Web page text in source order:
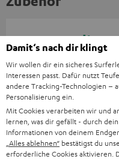
Bitte prüfe, ob
Lieferumfang
Damit‘s nach dir klingt
Wir wollen dir ein sicheres
Interessen passt. Dafür nutzt
andere Tracking-Technologien –
Personalisierung ein.
Mit Cookies verarbeiten wir und
lernen, was dir gefällt - durch
Informationen von deinem
„Alles ablehnen“ bestätigst du
erforderliche Cookies aktivieren.